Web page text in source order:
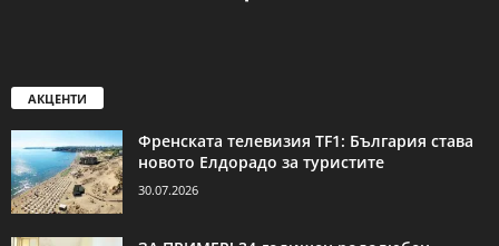
АКЦЕНТИ
Френската телевизия TF1: България става
новото Елдорадо за туристите
30.07.2026